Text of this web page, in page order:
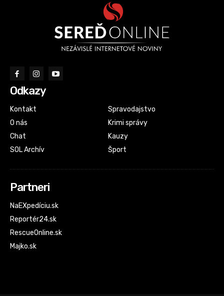
Odkazy
Kontakt
O nás
Chat
SOL Archív
Spravodajstvo
Krimi správy
Kauzy
Šport
Partneri
NaEXpedíciu.sk
Reportér24.sk
RescueOnline.sk
Majko.sk